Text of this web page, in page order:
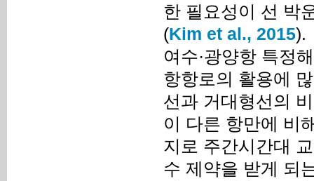
한 필요성이 선 박
(Kim et al., 2015).
여수·광양항 특정
항항로의 활용에
선과 거대형선의
이 다른 항만에 비
지로 주간시간대
수 제약을 받게 되